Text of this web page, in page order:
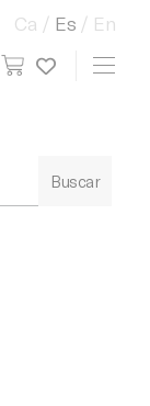
view cartMy
Ca Es En
Buscar